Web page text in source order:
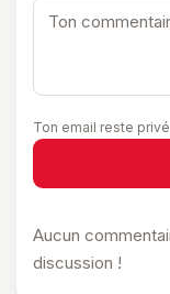
Ton email reste
Aucun
discussion !